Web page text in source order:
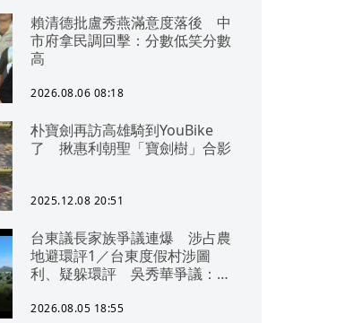
賴清德批盧秀燕滿意度落後 中
市府拿民調回擊：分數低笑分數
高
2026.08.06 08:18
朴寶劍再訪高雄騎到YouBike
了 揪惠利朝聖「寶劍樹」合影
2025.12.08 20:51
台東議長家族爭議連爆 涉占農
地避環評1／台東度假村涉圖
利、疑躲環評 吳秀華爭議：概
2026.08.05 18:55